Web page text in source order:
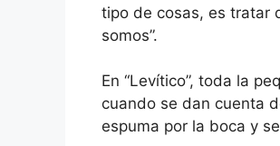
tipo de cosas, es tratar
somos”.
En “Levítico”, toda la
cuando se dan cuenta
espuma por la boca y